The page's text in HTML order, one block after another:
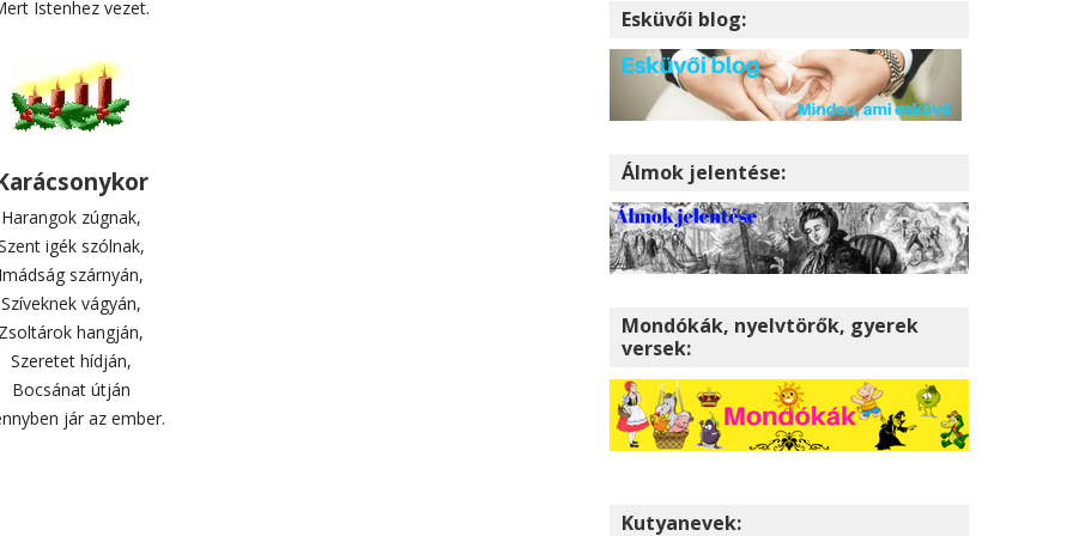
Istenhez vezet.
Harangok zúgnak,
igék szólnak,
szárnyán,
Szíveknek vágyán,
hangján,
Szeretet hídján,
Bocsánat útján
jár az ember.
Esküvői blog:
Álmok jelentése:
Mondókák, nyelvtörők, gyerek
versek:
Kutyanevek: